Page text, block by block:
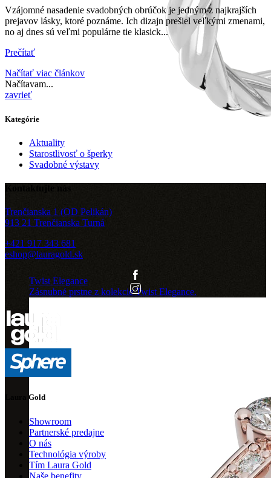
Twist Elegance
Zásnubné prstne z kolekcie Twist Elegance.
Vzájomné nasadenie svadobných obrúčok je jedným z najkrajších
prejavov lásky, ktoré poznáme. Ich dizajn prešiel veľkými zmenami,
no aj dnes sú veľmi populárne tie klasick...
Prečítať
Načítať viac článkov
Načítavam...
zavrieť
Kategórie
Aktuality
Starostlivosť o šperky
Svadobné výstavy
Kontaktujte nás
Trenčianska 1 (OD Pelikán)
913 21 Trenčianska Turná
+421 917 343 681
eshop@lauragold.sk
Laura Gold
Showroom
Partnerské predajne
O nás
Technológia výroby
Tím Laura Gold
Naše benefity